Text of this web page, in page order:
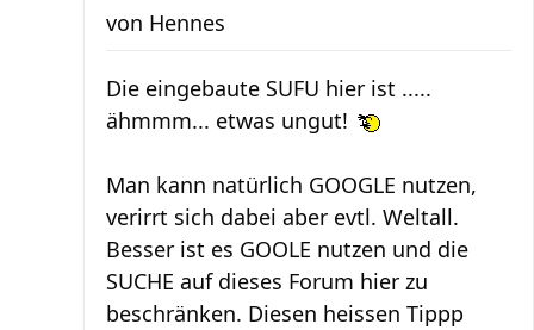
von Hennes
Die eingebaute SUFU hier ist .....
ähmmm... etwas ungut!
Man kann natürlich GOOGLE nutzen,
verirrt sich dabei aber evtl. Weltall.
Besser ist es GOOLE nutzen und die
SUCHE auf dieses Forum hier zu
beschränken. Diesen heissen Tippp